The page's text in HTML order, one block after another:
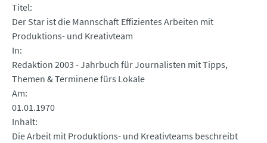
Titel
Der Star ist die Mannschaft Effizientes Arbeiten mit
Produktions- und Kreativteam
In
Redaktion 2003 - Jahrbuch für Journalisten mit Tipps,
Themen & Terminene fürs Lokale
Am
01.01.1970
Inhalt
Die Arbeit mit Produktions- und Kreativteams beschreibt